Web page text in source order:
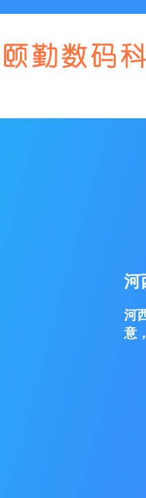
河
河
意